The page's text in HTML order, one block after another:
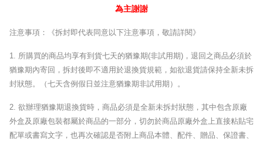
為主謝謝
注意事項：《拆封即代表同意以下注意事項，敬請詳閱》
1. 所購買的商品均享有到貨七天的猶豫期(非試用期) ，退回之商品必須於
猶豫期內寄回，拆封後即不適用於退換貨規範，如欲退貨請保持全新未拆
封狀態。（七天含例假日並注意猶豫期非試用期）。
2. 欲辦理猶豫期退換貨時，商品必須是全新未拆封狀態，其中包含原廠
外盒及原廠包裝都屬於商品的一部分，切勿於商品原廠外盒上直接粘貼宅
配單或書寫文字，也再次確認是否附上商品本體、配件、贈品、保證書、